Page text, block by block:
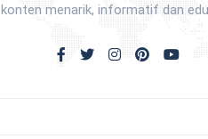
konten menarik, informatif dan